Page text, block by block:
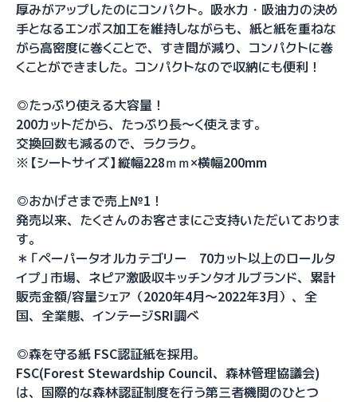
厚みがアップしたのにコンパクト。吸水力・吸油力の決め
手となるエンボス加工を維持しながらも、紙と紙を重ねな
がら高密度に巻くことで、すき間が減り、コンパクトに巻
くことができました。コンパクトなので収納にも便利！
◎たっぷり使える大容量！
200カットだから、たっぷり長～く使えます。
交換回数も減るので、ラクラク。
※【シートサイズ】縦幅228ｍｍ×横幅200mm
◎おかげさまで売上№1！
発売以来、たくさんのお客さまにご支持いただいておりま
す。
＊「ペーパータオルカテゴリー 70カット以上のロールタ
イプ」市場、ネピア激吸収キッチンタオルブランド、累計
販売金額/容量シェア（2020年4月～2022年3月）、全
国、全業態、インテージSRI調べ
◎森を守る紙 FSC認証紙を採用。
FSC(Forest Stewardship Council、森林管理協議会)
は、国際的な森林認証制度を行う第三者機関のひとつ